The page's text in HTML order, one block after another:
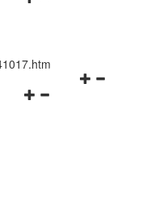
Navigationsmenü